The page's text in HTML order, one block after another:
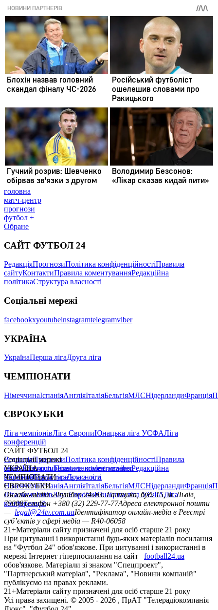
головна
матч-центр
прогнози
футбол +
Обране
САЙТ ФУТБОЛ 24
РедакціяПрогнозиПолітика конфіденційностіПравила
сайтуКонтактиПравила коментуванняРедакційна
політикаСтруктура власності
Соціальні мережі
facebookxyoutubeinstagramtelegramviber
УКРАЇНА
УкраїнаПерша лігаДруга ліга
ЧЕМПІОНАТИ
НімеччинаІспаніяАнгліяІталіяБельгіяМЛСНідерландиФранція
ЄВРОКУБКИ
Ліга чемпіонівЛіга ЄвропиЮнацька ліга УЄФАЛіга
конференцій
САЙТ ФУТБОЛ 24
РедакціяПрогнозиПолітика конфіденційностіПравила
сайтуКонтактиПравила коментуванняРедакційна
політикаСтруктура власності
Соціальні мережі
facebookxyoutubeinstagramtelegramviber
УКРАЇНА
УкраїнаПерша лігаДруга ліга
ЧЕМПІОНАТИ
НімеччинаІспаніяАнгліяІталіяБельгіяМЛСНідерландиФранція
ЄВРОКУБКИ
Ліга чемпіонівЛіга ЄвропиЮнацька ліга УЄФАЛіга
конференцій
Онлайн-медіа «Футбол 24»пл. Галицька, буд. 15, м. Львів,
79008Телефон +380 (32) 229-77-77Адреса електронної пошти
— legal@24tv.com.uaІдентифікатор онлайн-медіа в Реєстрі
суб’єктів у сфері медіа — R40-06058
21+Матеріали сайту призначені для осіб старше 21 року
При цитуванні і використанні будь-яких матеріалів посилання
на "Футбол 24" обов'язкове. При цитуванні і використанні в
мережі Інтернет гіперпосилання на сайт
football24.ua
обов'язкове. Матеріали зі знаком "Спецпроект",
"Партнерський матеріал", "Реклама", "Новини компаній"
публікуємо на правах реклами.
21+Матеріали сайту призначені для осіб старше 21 року
Усi права захищенi. © 2005 - 2026 , ПрАТ "Телерадіокомпанія